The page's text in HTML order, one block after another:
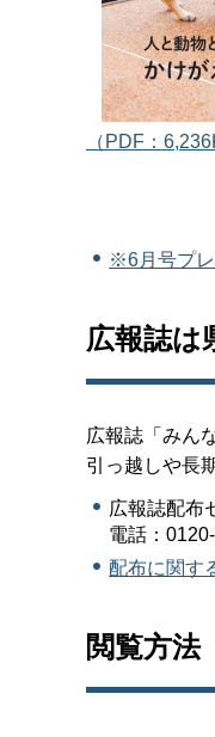
（PDF：
※6月号プ
広報誌は
広報誌「みん
引っ越しや長
広報誌配布
電話：
配布に関す
閲覧方法